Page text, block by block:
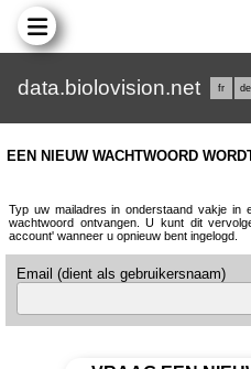
data.biolovision.net fr de
EEN NIEUW WACHTWOORD
Typ uw mailadres in onderstaand vakje in
wachtwoord ontvangen. U kunt dit
account' wanneer u opnieuw bent ingelogd.
Email (dient als gebruikersnaam)